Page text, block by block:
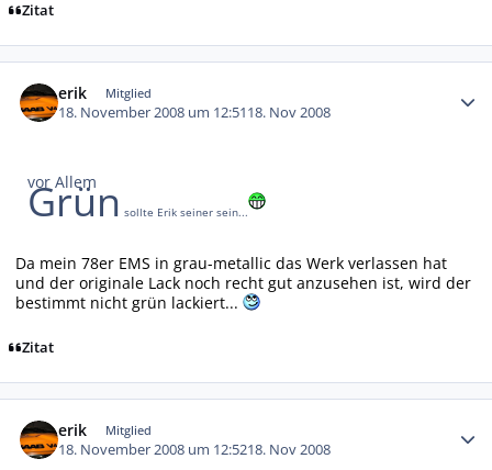
Zitat
erik Mitglied
18. November 2008 um 12:5118. Nov 2008
vor Allem
Grün sollte Erik seiner sein...
Da mein 78er EMS in grau-metallic das Werk verlassen hat
und der originale Lack noch recht gut anzusehen ist, wird der
bestimmt nicht grün lackiert...
Zitat
erik Mitglied
18. November 2008 um 12:5218. Nov 2008